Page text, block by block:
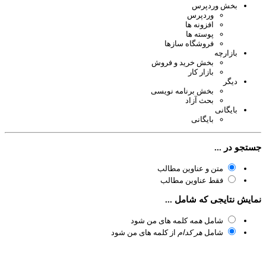
بخش وردپرس
وردپرس
افزونه ها
پوسته ها
فروشگاه سازها
بازارچه
بخش خرید و فروش
بازار کار
دیگر
بخش برنامه نویسی
بحث آزاد
بایگانی
بایگانی
در ...
متن و عناوین مطالب
فقط عناوین مطالب
نتایجی که شامل ...
شاملهمهکلمه های من شود
شاملهر کداماز کلمه های من شود